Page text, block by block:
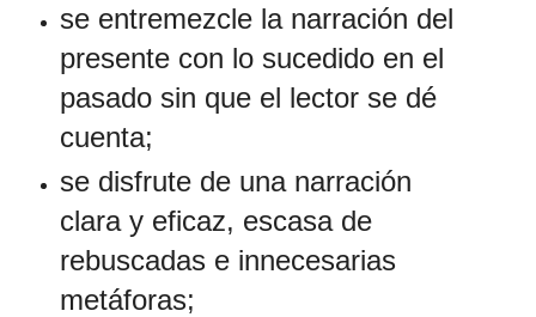
se entremezcle la narración del
presente con lo sucedido en el
pasado sin que el lector se dé
cuenta;
se disfrute de una narración
clara y eficaz, escasa de
rebuscadas e innecesarias
metáforas;